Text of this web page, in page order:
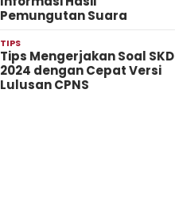
Pemungutan Suara
TIPS
Tips Mengerjakan Soal SKD
2024 dengan Cepat Versi
Lulusan CPNS